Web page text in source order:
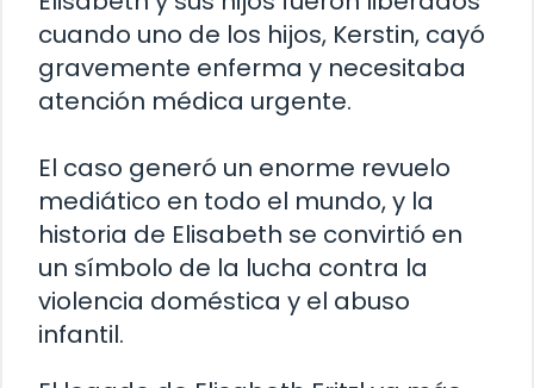
cuando uno de los hijos, Kerstin, cayó
gravemente enferma y necesitaba
atención médica urgente.
El caso generó un enorme revuelo
mediático en todo el mundo, y la
historia de Elisabeth se convirtió en
un símbolo de la lucha contra la
violencia doméstica y el abuso
infantil.